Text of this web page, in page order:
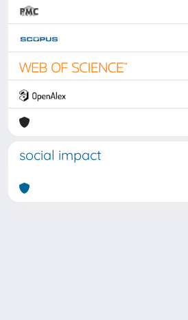
social impact